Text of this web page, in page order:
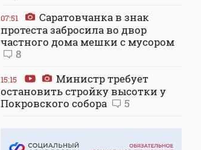
07:51
Саратовчанка в знак
протеста забросила во двор
частного дома мешки с мусором
8
15:15
Министр требует
остановить стройку высотки у
Покровского собора
5